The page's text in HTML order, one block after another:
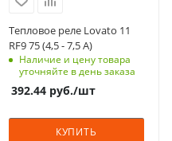
Тепловое реле Lovato 11
RF9 75 (4,5 - 7,5 A)
Наличие и цену товара
уточняйте в день заказа
392.44руб./шт
КУПИТЬ